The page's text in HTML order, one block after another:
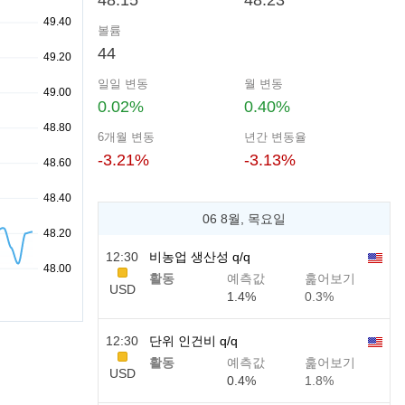
볼륨
44
일일 변동
0.02%
월 변동
0.40%
6개월 변동
-3.21%
년간 변동율
-3.13%
06 8월, 목요일
12:30
USD
비농업 생산성 q/q
활동
예측값
1.4%
훑어보기
0.3%
12:30
USD
단위 인건비 q/q
활동
예측값
0.4%
훑어보기
1.8%